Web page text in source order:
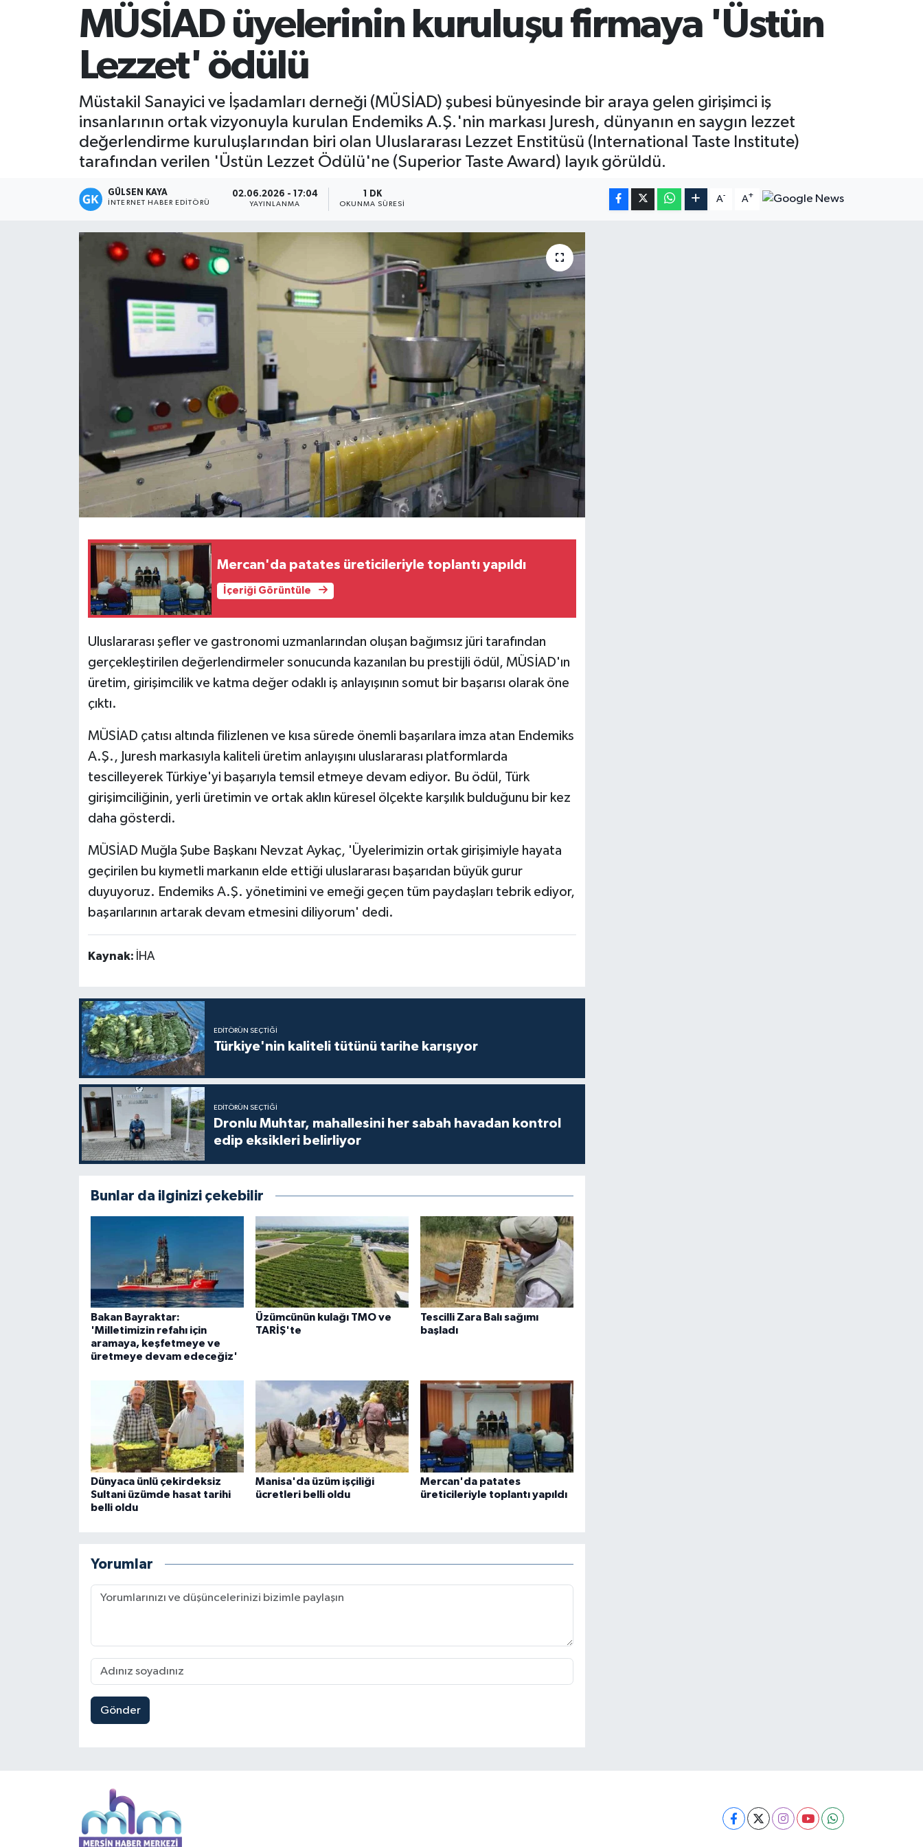
MÜSİAD üyelerinin kuruluşu firmaya 'Üstün
Lezzet' ödülü
Müstakil Sanayici ve İşadamları derneği (MÜSİAD) şubesi bünyesinde bir araya gelen girişimci iş
insanlarının ortak vizyonuyla kurulan Endemiks A.Ş.'nin markası Juresh, dünyanın en saygın lezzet
değerlendirme kuruluşlarından biri olan Uluslararası Lezzet Enstitüsü (International Taste Institute)
tarafından verilen 'Üstün Lezzet Ödülü'ne (Superior Taste Award) layık görüldü.
GÜLSEN KAYA
İNTERNET HABER EDITÖRÜ
02.06.2026 - 17:04
YAYINLANMA
1 DK
OKUNMA SÜRESI
A- A+
Mercan'da patates üreticileriyle toplantı yapıldı
İçeriği Görüntüle
Uluslararası şefler ve gastronomi uzmanlarından oluşan bağımsız jüri tarafından
gerçekleştirilen değerlendirmeler sonucunda kazanılan bu prestijli ödül, MÜSİAD'ın
üretim, girişimcilik ve katma değer odaklı iş anlayışının somut bir başarısı olarak öne
çıktı.
MÜSİAD çatısı altında filizlenen ve kısa sürede önemli başarılara imza atan Endemiks
A.Ş., Juresh markasıyla kaliteli üretim anlayışını uluslararası platformlarda
tescilleyerek Türkiye'yi başarıyla temsil etmeye devam ediyor. Bu ödül, Türk
girişimciliğinin, yerli üretimin ve ortak aklın küresel ölçekte karşılık bulduğunu bir kez
daha gösterdi.
MÜSİAD Muğla Şube Başkanı Nevzat Aykaç, 'Üyelerimizin ortak girişimiyle hayata
geçirilen bu kıymetli markanın elde ettiği uluslararası başarıdan büyük gurur
duyuyoruz. Endemiks A.Ş. yönetimini ve emeği geçen tüm paydaşları tebrik ediyor,
başarılarının artarak devam etmesini diliyorum' dedi.
Kaynak: İHA
EDITÖRÜN SEÇTIĞI
Türkiye'nin kaliteli tütünü tarihe karışıyor
EDITÖRÜN SEÇTIĞI
Dronlu Muhtar, mahallesini her sabah havadan kontrol
edip eksikleri belirliyor
Bunlar da ilginizi çekebilir
Bakan Bayraktar:
'Milletimizin refahı için
aramaya, keşfetmeye ve
üretmeye devam edeceğiz'
Üzümcünün kulağı TMO ve
TARİŞ'te
Tescilli Zara Balı sağımı
başladı
Dünyaca ünlü çekirdeksiz
Sultani üzümde hasat tarihi
belli oldu
Manisa'da üzüm işçiliği
ücretleri belli oldu
Mercan'da patates
üreticileriyle toplantı yapıldı
Yorumlar
Gönder
Magazin
Mersin Tarihi
Özel Haber
Politika
Resmi İlan